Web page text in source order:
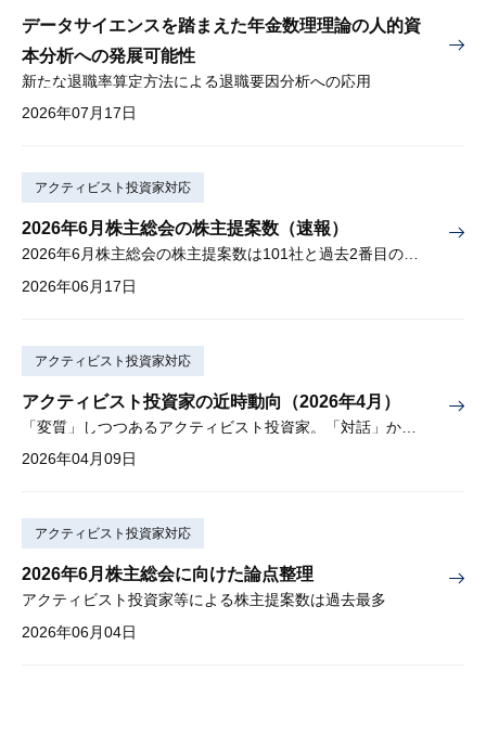
データサイエンスを踏まえた年金数理理論の人的資
本分析への発展可能性
新たな退職率算定方法による退職要因分析への応用
2026年07月17日
アクティビスト投資家対応
2026年6月株主総会の株主提案数（速報）
2026年06月17日
アクティビスト投資家対応
アクティビスト投資家の近時動向（2026年4月）
2026年04月09日
アクティビスト投資家対応
2026年6月株主総会に向けた論点整理
アクティビスト投資家等による株主提案数は過去最多
2026年06月04日